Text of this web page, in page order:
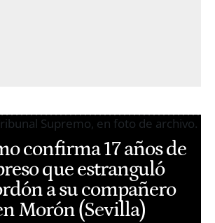
confirma 17 años de
que estranguló
a su compañero
Morón (Sevilla)